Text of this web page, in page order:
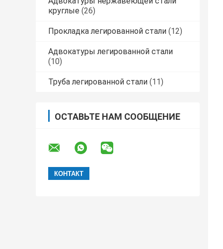
круглые (26)
Прокладка легированной стали (12)
Адвокатуры легированной стали
(10)
Труба легированной стали (11)
ОСТАВЬТЕ НАМ СООБЩЕНИЕ